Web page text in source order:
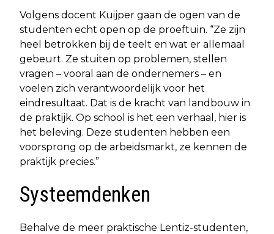
Volgens docent Kuijper gaan de ogen van de
studenten echt open op de proeftuin. “Ze zijn
heel betrokken bij de teelt en wat er allemaal
gebeurt. Ze stuiten op problemen, stellen
vragen – vooral aan de ondernemers – en
voelen zich verantwoordelijk voor het
eindresultaat. Dat is de kracht van landbouw in
de praktijk. Op school is het een verhaal, hier is
het beleving. Deze studenten hebben een
voorsprong op de arbeidsmarkt, ze kennen de
praktijk precies.”
Systeemdenken
Behalve de meer praktische Lentiz-studenten,